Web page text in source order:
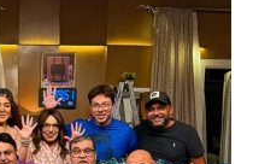
فيديو
مطبخ سيدتي
مقالات الرأي
ستايل